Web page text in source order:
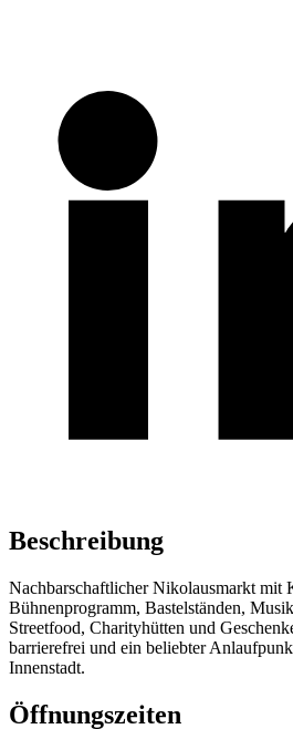
Beschreibung
Nachbarschaftlicher Nikolausmarkt mit
Bühnenprogramm, Bastelständen,
Streetfood, Charityhütten und
barrierefrei und ein beliebter
Innenstadt.
Öffnungszeiten